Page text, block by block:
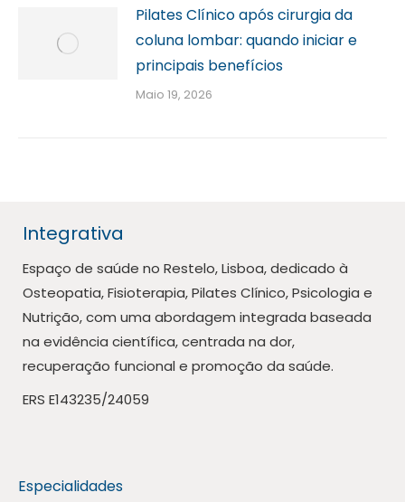
Pilates Clínico após cirurgia da
coluna lombar: quando iniciar e
principais benefícios
Maio 19, 2026
Integrativa
Espaço de saúde no Restelo, Lisboa, dedicado à
Osteopatia, Fisioterapia, Pilates Clínico, Psicologia e
Nutrição, com uma abordagem integrada baseada
na evidência científica, centrada na dor,
recuperação funcional e promoção da saúde.
ERS E143235/24059
Especialidades